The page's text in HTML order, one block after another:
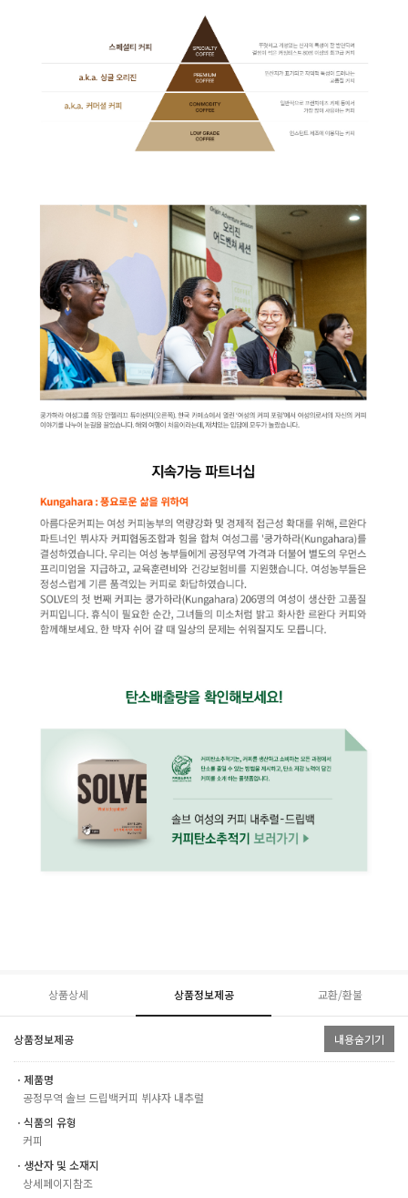
상품상세 상품정보제공 교환/환불
상품정보제공 내용숨기기
ㆍ제품명
공정무역 솔브 드립백커피 뷔샤자 내추럴
ㆍ식품의 유형
커피
ㆍ생산자 및 소재지
상세페이지참조